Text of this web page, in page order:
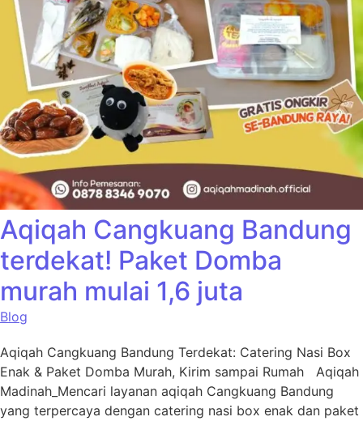
Aqiqah Cangkuang Bandung
terdekat! Paket Domba
murah mulai 1,6 juta
Blog
Aqiqah Cangkuang Bandung Terdekat: Catering Nasi Box
Enak & Paket Domba Murah, Kirim sampai Rumah Aqiqah
Madinah_Mencari layanan aqiqah Cangkuang Bandung
yang terpercaya dengan catering nasi box enak dan paket